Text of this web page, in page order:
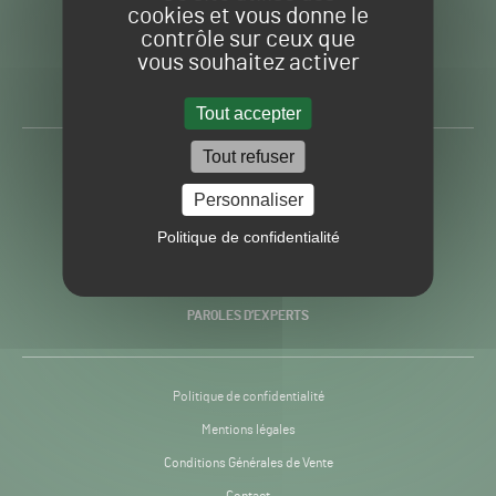
cookies et vous donne le
contrôle sur ceux que
vous souhaitez activer
Tout accepter
Tout refuser
Personnaliser
Politique de confidentialité
Gazon
Sport
H24
-
Toute l’info autour du
PRATIQUES
PAROLES D’EXPERTS
Politique de confidentialité
Mentions légales
Conditions Générales de Vente